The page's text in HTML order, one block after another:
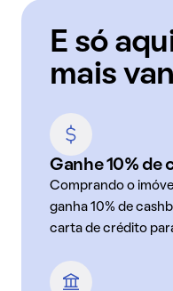
E só
mais
Ganhe 10% de
Comprando o
ganha 10% de
carta de crédito